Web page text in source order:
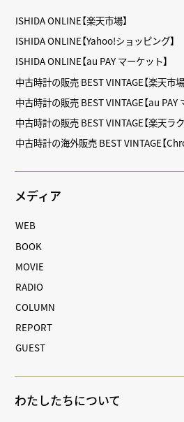
ISHIDA ONLINE【楽天市場】
ISHIDA ONLINE【Yahoo!ショッピング】
ISHIDA ONLINE【au PAY マーケット】
中古時計の販売 BEST VINTAGE【楽天市場
中古時計の販売 BEST VINTAGE【au PAY
中古時計の販売 BEST VINTAGE【楽天ラク
中古時計の海外販売 BEST VINTAGE【
メディア
WEB
BOOK
MOVIE
RADIO
COLUMN
REPORT
GUEST
わたしたちについて